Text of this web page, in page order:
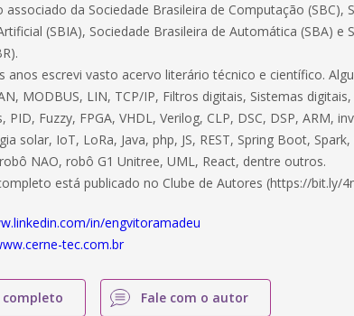
associado da Sociedade Brasileira de Computação (SBC),
(SBIA), Sociedade Brasileira de Automática (SBA) e
anos escrevi vasto acervo literário técnico e científico.
MODBUS, LIN, TCP/IP, Filtros digitais, Sistemas
PID, Fuzzy, FPGA, VHDL, Verilog, CLP, DSC, DSP, ARM,
solar, IoT, LoRa, Java, php, JS, REST, Spring Boot, Spark,
NAO, robô G1 Unitree, UML, React, dentre outros.
está publicado no Clube de Autores (https://bit.ly/
in/engvitoramadeu
tec.com.br
completo Fale com o autor